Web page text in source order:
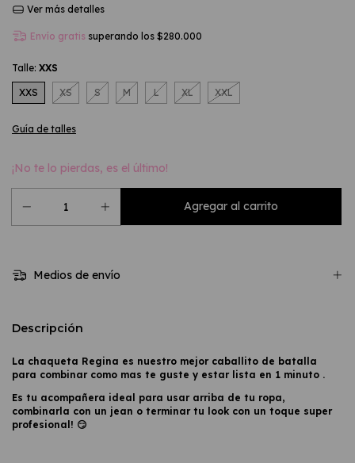
Ver más detalles
Envío gratis superando los $280.000
Talle: XXS
XXS XS S M L XL XXL
Guía de talles
¡No te lo pierdas, es el último!
Medios de envío
Descripción
La chaqueta Regina es nuestro mejor caballito de batalla
para combinar como mas te guste y estar lista en 1 minuto .
Es tu acompañera ideal para usar arriba de tu ropa,
combinarla con un jean o terminar tu look con un toque super
profesional! 😏